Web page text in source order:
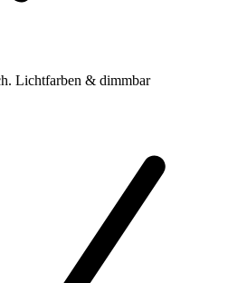
Lichtfarben & dimmbar